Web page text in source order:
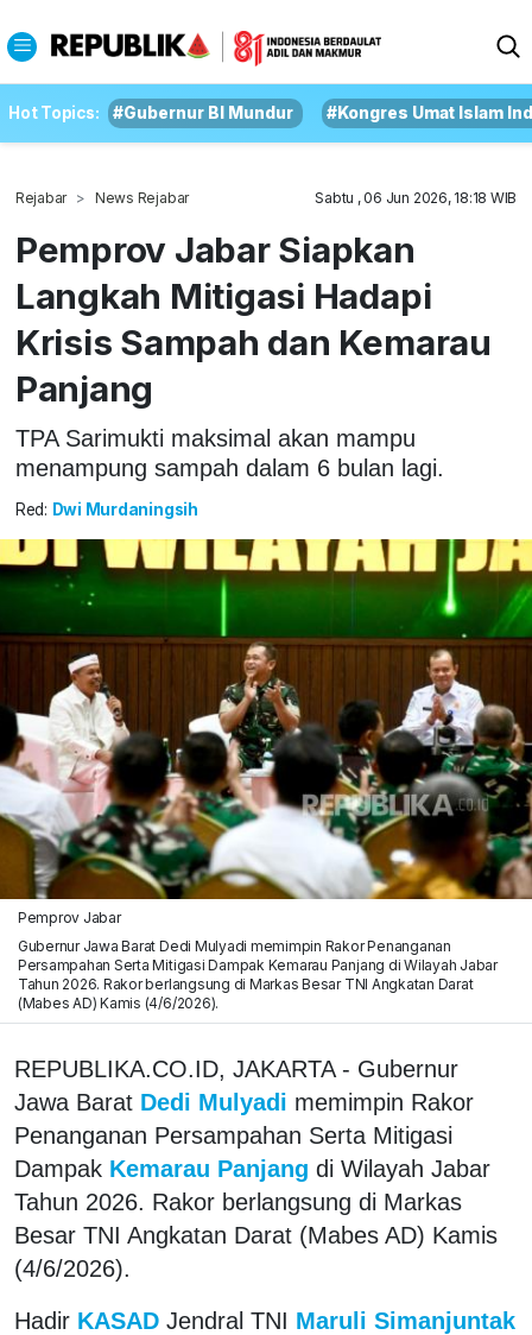
Hot Topics: #Gubernur BI Mundur #Kongres Umat Islam
Rejabar News Rejabar Sabtu , 06 Jun 2026, 18:18 WIB
Pemprov Jabar Siapkan
Langkah Mitigasi Hadapi
Krisis Sampah dan Kemarau
Panjang
TPA Sarimukti maksimal akan mampu
menampung sampah dalam 6 bulan lagi.
Red: Dwi Murdaningsih
Pemprov Jabar
Gubernur Jawa Barat Dedi Mulyadi memimpin Rakor Penanganan
Persampahan Serta Mitigasi Dampak Kemarau Panjang di Wilayah Jabar
Tahun 2026. Rakor berlangsung di Markas Besar TNI Angkatan Darat
(Mabes AD) Kamis (4/6/2026).
REPUBLIKA.CO.ID, JAKARTA - Gubernur
Jawa Barat Dedi Mulyadi memimpin Rakor
Penanganan Persampahan Serta Mitigasi
Dampak Kemarau Panjang di Wilayah Jabar
Tahun 2026. Rakor berlangsung di Markas
Besar TNI Angkatan Darat (Mabes AD) Kamis
(4/6/2026).
Hadir KASAD Jendral TNI Maruli Simanjuntak